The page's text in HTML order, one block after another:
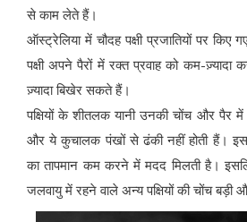
से काम लेते हैं।
ऑस्ट्रेलिया में चौदह पक्षी प्रजातियों पर
पक्षी अपने पैरों में रक्त प्रवाह को कम-ज़्यादा
ज़्यादा बिखेर सकते हैं।
पक्षियों के शीतलक यानी उनकी चोंच और पैर में
और ये कुचालक पंखों से ढंकी नहीं होती हैं।
का तापमान कम करने में मदद मिलती है।
जलवायु में रहने वाले अन्य पक्षियों की चोंच बड़ी